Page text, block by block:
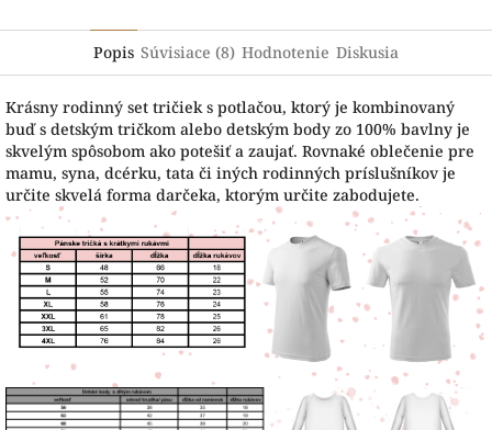
Popis Súvisiace (8) Hodnotenie Diskusia
Krásny rodinný set tričiek s potlačou, ktorý je kombinovaný
buď s detským tričkom alebo detským body zo 100% bavlny je
skvelým spôsobom ako potešiť a zaujať. Rovnaké oblečenie pre
mamu, syna, dcérku, tata či iných rodinných príslušníkov je
určite skvelá forma darčeka, ktorým určite zabodujete.